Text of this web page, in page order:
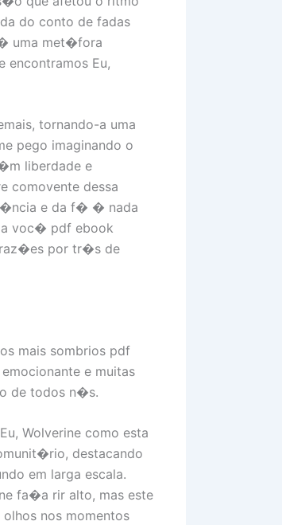
do conto de fadas
uma met�fora
encontramos Eu,
tornando-a uma
pego imaginando o
liberdade e
comovente dessa
e da f� � nada
voc� pdf ebook
raz�es por tr�s de
mais sombrios pdf
e muitas
de todos n�s.
Wolverine como esta
destacando
em larga escala.
fa�a rir alto, mas este
nos momentos